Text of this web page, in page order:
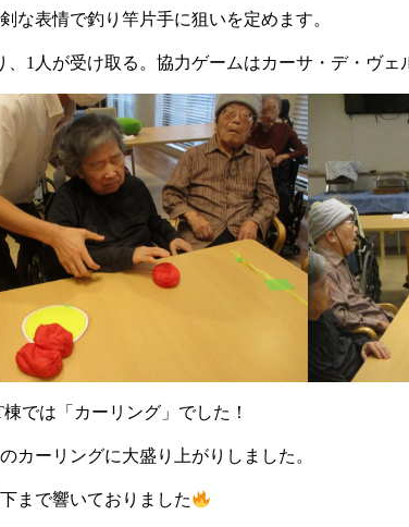
な表情で釣り竿片手に狙いを定めます。
、1人が受け取る。協力ゲームはカーサ・デ・ヴェ
棟では「カーリング」でした！
カーリングに大盛り上がりしました。
まで響いておりました